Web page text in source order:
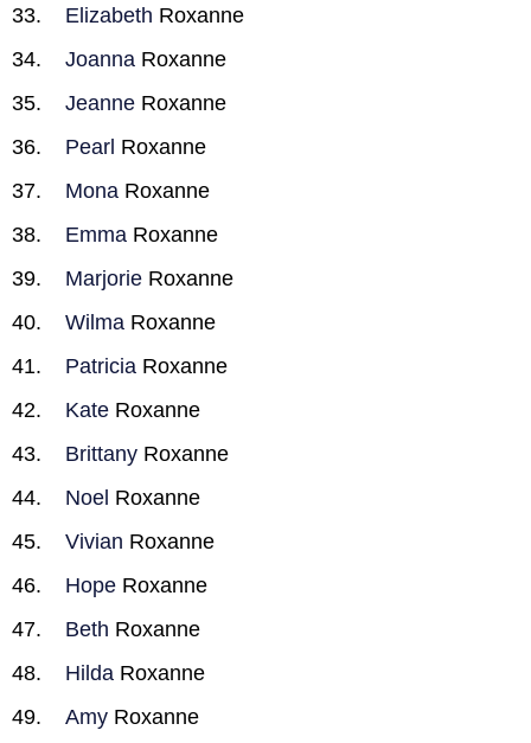
Elizabeth Roxanne
Joanna Roxanne
Jeanne Roxanne
Pearl Roxanne
Mona Roxanne
Emma Roxanne
Marjorie Roxanne
Wilma Roxanne
Patricia Roxanne
Kate Roxanne
Brittany Roxanne
Noel Roxanne
Vivian Roxanne
Hope Roxanne
Beth Roxanne
Hilda Roxanne
Amy Roxanne